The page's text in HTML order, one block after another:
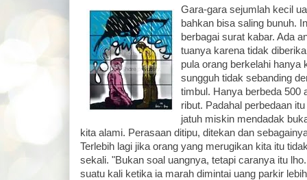
Gara-gara sejumlah kecil
bahkan bisa saling bunuh.
berbagai surat kabar. Ada
tuanya karena tidak
pula orang berkelahi hanya
sungguh tidak sebanding
timbul. Hanya berbeda 500
ribut. Padahal perbedaan
jatuh miskin mendadak
kita alami. Perasaan ditipu, ditekan dan
Terlebih lagi jika orang yang merugikan kita itu
sekali. "Bukan soal uangnya, tetapi caranya itu
suatu kali ketika ia marah dimintai uang parkir